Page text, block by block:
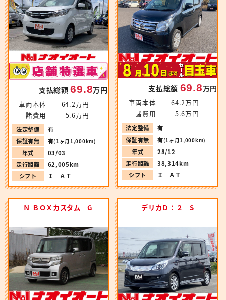
支払総額69.8万円
車両本体
64.2万円
諸費用
5.6万円
法定整備
有
保証有無
有(1ヶ月1,000km)
年式
03/03
走行距離
62,005km
シフト
Ｉ ＡＴ
支払総額 69.8万円
車両本体
64.2万円
諸費用
5.6万円
法定整備
有
保証有無
有(1ヶ月1,000km)
年式
28/12
走行距離
38,314km
シフト
Ｉ ＡＴ
Ｎ ＢＯＸカスタム G デリカＤ：２ S